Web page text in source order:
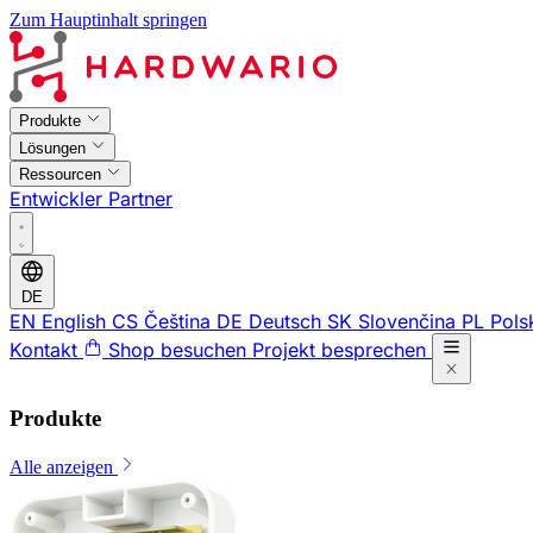
Zum Hauptinhalt springen
Produkte
Lösungen
Ressourcen
Entwickler Partner
DE
EN English CS Čeština DE Deutsch SK Slovenčina PL
Kontakt
Shop besuchen Projekt besprechen
Produkte
Alle anzeigen